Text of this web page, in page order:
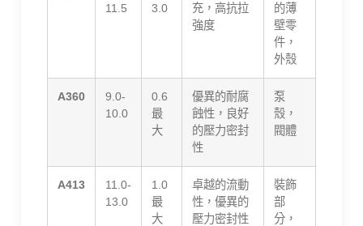
11.5
3.0
充，高抗拉
強度
的薄
壁零
件，
外殼
A360
9.0-
10.0
0.6
最
大
優異的耐腐
蝕性，良好
的壓力密封
性
泵
殼，
閥體
A413
11.0-
13.0
1.0
最
大
卓越的流動
性，優異的
壓力密封性
裝飾
部
分，